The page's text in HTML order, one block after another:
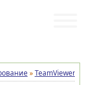
»TeamViewer